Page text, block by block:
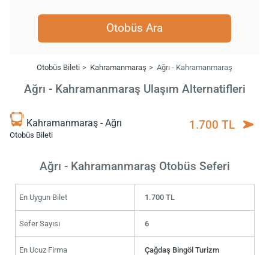
Otobüs Ara
Otobüs Bileti Kahramanmaraş Ağrı - Kahramanmaraş
Ağrı - Kahramanmaraş Ulaşım Alternatifleri
Kahramanmaraş - Ağrı
Otobüs Bileti
1.700 TL
Ağrı - Kahramanmaraş Otobüs Seferi
En Uygun Bilet 1.700 TL
Sefer Sayısı 6
En Ucuz Firma Çağdaş Bingöl Turizm